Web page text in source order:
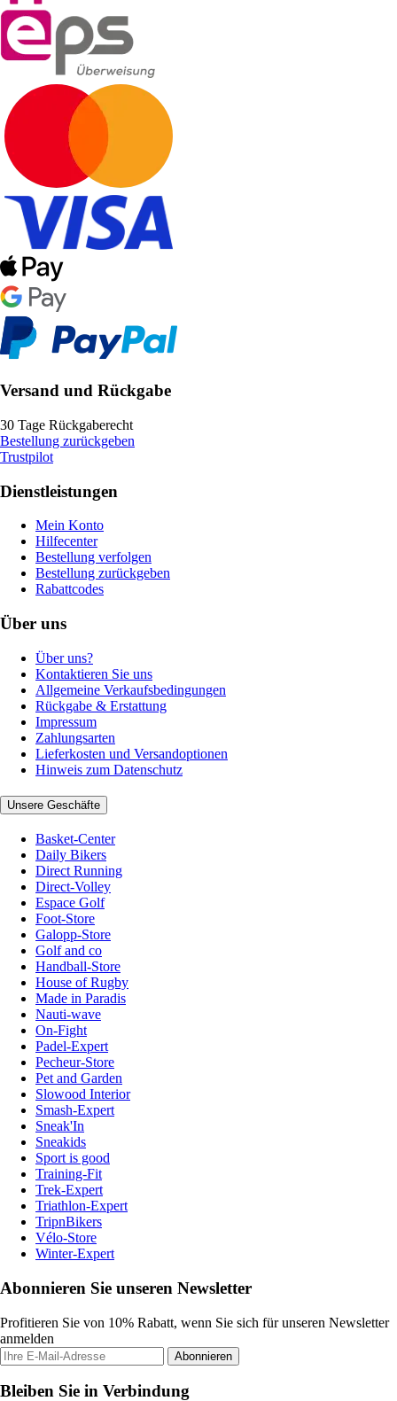
Versand und Rückgabe
30 Tage Rückgaberecht
Bestellung zurückgeben
Trustpilot
Dienstleistungen
Mein Konto
Hilfecenter
Bestellung verfolgen
Bestellung zurückgeben
Rabattcodes
Über uns
Über uns?
Kontaktieren Sie uns
Allgemeine Verkaufsbedingungen
Rückgabe & Erstattung
Impressum
Zahlungsarten
Lieferkosten und Versandoptionen
Hinweis zum Datenschutz
Unsere Geschäfte
Basket-Center
Daily Bikers
Direct Running
Direct-Volley
Espace Golf
Foot-Store
Galopp-Store
Golf and co
Handball-Store
House of Rugby
Made in Paradis
Nauti-wave
On-Fight
Padel-Expert
Pecheur-Store
Pet and Garden
Slowood Interior
Smash-Expert
Sneak'In
Sneakids
Sport is good
Training-Fit
Trek-Expert
Triathlon-Expert
TripnBikers
Vélo-Store
Winter-Expert
Abonnieren Sie unseren Newsletter
Profitieren Sie von 10% Rabatt, wenn Sie sich für unseren Newsletter
anmelden
Abonnieren
Bleiben Sie in Verbindung